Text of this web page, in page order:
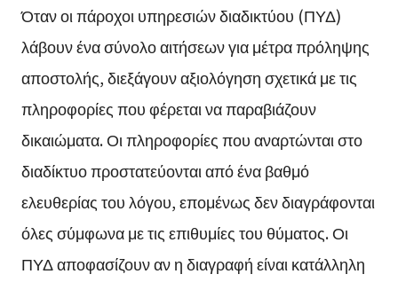
Όταν οι πάροχοι υπηρεσιών διαδικτύου (ΠΥΔ)
λάβουν ένα σύνολο αιτήσεων για μέτρα πρόληψης
αποστολής, διεξάγουν αξιολόγηση σχετικά με τις
πληροφορίες που φέρεται να παραβιάζουν
δικαιώματα. Οι πληροφορίες που αναρτώνται στο
διαδίκτυο προστατεύονται από ένα βαθμό
ελευθερίας του λόγου, επομένως δεν διαγράφονται
όλες σύμφωνα με τις επιθυμίες του θύματος. Οι
ΠΥΔ αποφασίζουν αν η διαγραφή είναι κατάλληλη